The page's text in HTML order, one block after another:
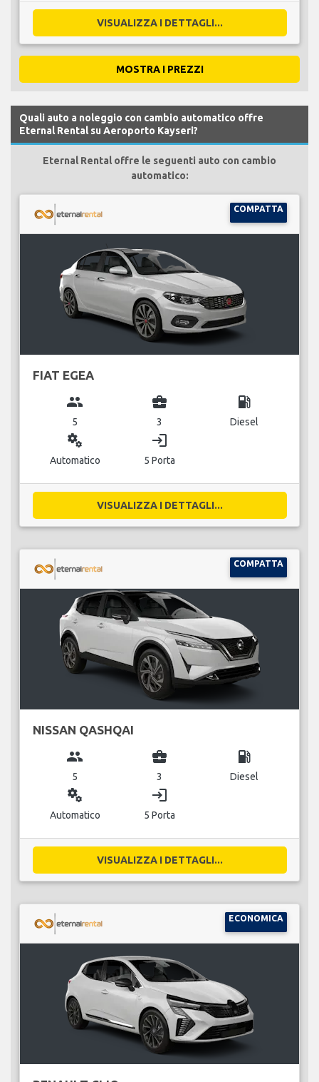
VISUALIZZA I DETTAGLI...
MOSTRA I PREZZI
Quali auto a noleggio con cambio automatico offre
Eternal Rental su Aeroporto Kayseri?
Eternal Rental offre le seguenti auto con cambio
automatico:
COMPATTA
FIAT EGEA
group
5
business_center
3
local_gas_station
Diesel
miscellaneous_services
Automatico
login
5 Porta
VISUALIZZA I DETTAGLI...
COMPATTA
NISSAN QASHQAI
group
5
business_center
3
local_gas_station
Diesel
miscellaneous_services
Automatico
login
5 Porta
VISUALIZZA I DETTAGLI...
ECONOMICA